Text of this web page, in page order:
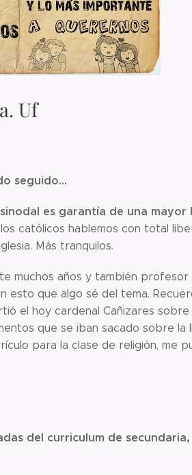
Uf
seguido...
es garantía de una mayor
católicos hablemos con total
Más tranquilos.
muchos años y también
esto que algo sé del tema.
el hoy cardenal Cañizares sobre
que se iban sacado sobre la
para la clase de religión, me
del curriculum de